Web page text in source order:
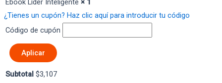
Ebook Líder Inteligente × 1
¿Tienes un cupón? Haz clic aquí para introducir tu código
Código de cupón
Aplicar
Subtotal $3,107